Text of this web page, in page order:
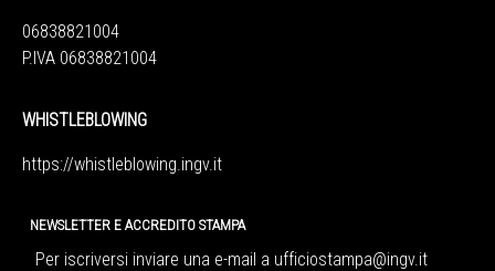
06838821004
P.IVA 06838821004
WHISTLEBLOWING
https://whistleblowing.ingv.it
NEWSLETTER E ACCREDITO STAMPA
Per iscriversi inviare una e-mail a ufficiostampa@ingv.it